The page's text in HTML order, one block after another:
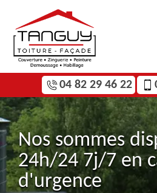
04 82 29 46 22
Nos sommes
24h/24 7j/7 en
d'urgence